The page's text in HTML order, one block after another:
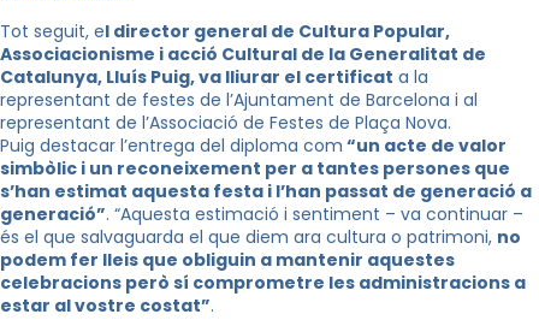
Tot seguit, el director general de Cultura Popular,
Associacionisme i acció Cultural de la Generalitat de
Catalunya, Lluís Puig, va lliurar el certificat a la
representant de festes de l’Ajuntament de Barcelona i al
representant de l’Associació de Festes de Plaça Nova.
Puig destacar l’entrega del diploma com “un acte de valor
simbòlic i un reconeixement per a tantes persones que
s’han estimat aquesta festa i l’han passat de generació a
generació”. “Aquesta estimació i sentiment – va continuar –
és el que salvaguarda el que diem ara cultura o patrimoni, no
podem fer lleis que obliguin a mantenir aquestes
celebracions però sí comprometre les administracions a
estar al vostre costat”.